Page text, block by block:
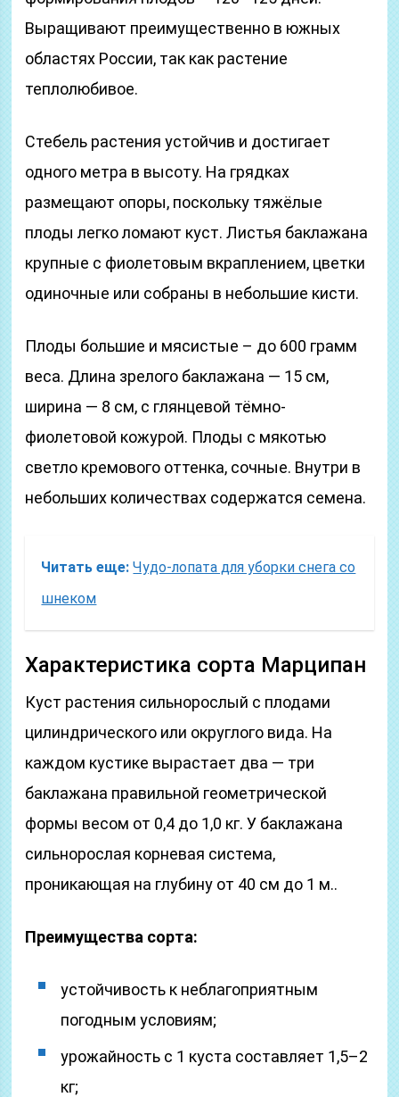
Выращивают преимущественно в южных
областях России, так как растение
теплолюбивое.
Стебель растения устойчив и достигает
одного метра в высоту. На грядках
размещают опоры, поскольку тяжёлые
плоды легко ломают куст. Листья баклажана
крупные с фиолетовым вкраплением, цветки
одиночные или собраны в небольшие кисти.
Плоды большие и мясистые – до 600 грамм
веса. Длина зрелого баклажана — 15 см,
ширина — 8 см, с глянцевой тёмно-
фиолетовой кожурой. Плоды с мякотью
светло кремового оттенка, сочные. Внутри в
небольших количествах содержатся семена.
Читать еще: Чудо-лопата для уборки снега со
шнеком
Характеристика сорта Марципан
Куст растения сильнорослый с плодами
цилиндрического или округлого вида. На
каждом кустике вырастает два — три
баклажана правильной геометрической
формы весом от 0,4 до 1,0 кг. У баклажана
сильнорослая корневая система,
проникающая на глубину от 40 см до 1 м..
Преимущества сорта:
устойчивость к неблагоприятным
погодным условиям;
урожайность с 1 куста составляет 1,5–2
кг;